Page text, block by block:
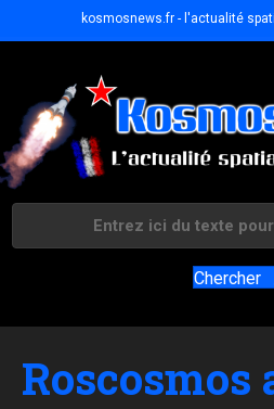
kosmosnews.fr - l'actualité
Chercher
Roscosmos